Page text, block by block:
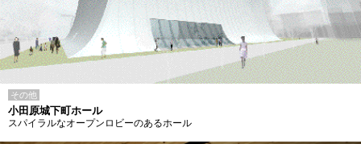
その他
小田原城下町ホール
スパイラルなオープンロビーのあるホール